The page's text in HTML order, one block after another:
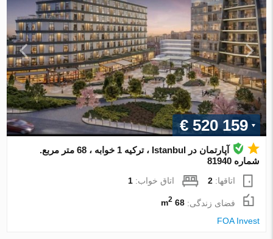
€ 520 159
آپارتمان در Istanbul ، ترکیه 1 خوابه ، 68 متر مربع.
شماره 81940
اتاقها:2 اتاق خواب:1
فضای زندگی:68 m
2
FOA Invest